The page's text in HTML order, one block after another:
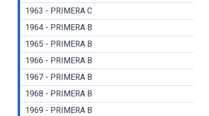
1963 - PRIMERA C
1964 - PRIMERA B
1965 - PRIMERA B
1966 - PRIMERA B
1967 - PRIMERA B
1968 - PRIMERA B
1969 - PRIMERA B